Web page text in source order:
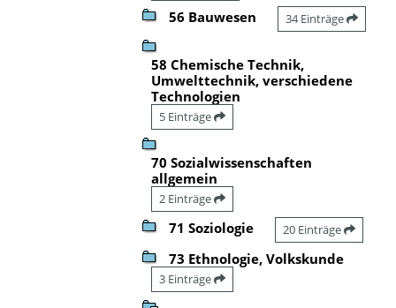
56 Bauwesen 34 Einträge
58 Chemische Technik,
Umwelttechnik, verschiedene
Technologien
5 Einträge
70 Sozialwissenschaften
allgemein
2 Einträge
71 Soziologie 20 Einträge
73 Ethnologie, Volkskunde
3 Einträge